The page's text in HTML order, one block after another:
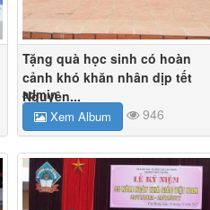
Tặng quà học sinh có hoàn
cảnh khó khăn nhân dịp tết
Nguyên...
admin
Xem Album
946